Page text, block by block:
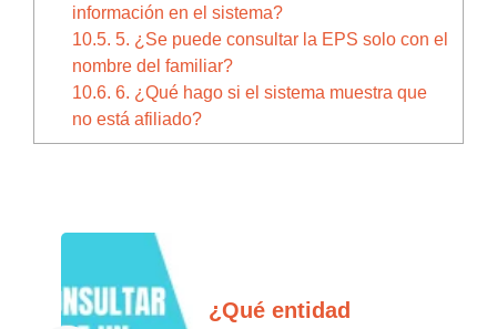
información en el sistema?
10.5. 5. ¿Se puede consultar la EPS solo con el
nombre del familiar?
10.6. 6. ¿Qué hago si el sistema muestra que
no está afiliado?
¿Qué entidad